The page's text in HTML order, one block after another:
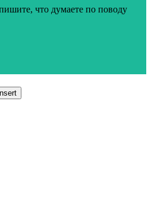
что думаете по поводу